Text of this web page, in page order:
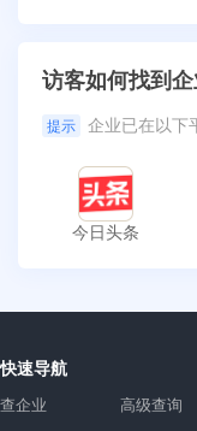
访客如何找到
提示 企业已在以下
今日头条
快速导航
查企业 高级查询